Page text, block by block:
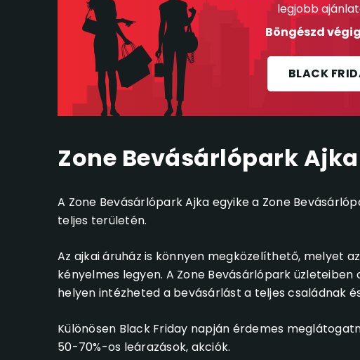
legjobb
Böngészd
BLACK
Zone Bevásárlópark
A Zone Bevásárlópark Ajka egyike a Zone
teljes területén.
Az ajkai áruház is könnyen megközelíthető, melyet
kényelmes legyen. A Zone Bevásárlópark
helyen intézheted a bevásárlást a teljes családnak
Különösen Black Friday napján érdemes
50-70%-os leárazások, akciók.